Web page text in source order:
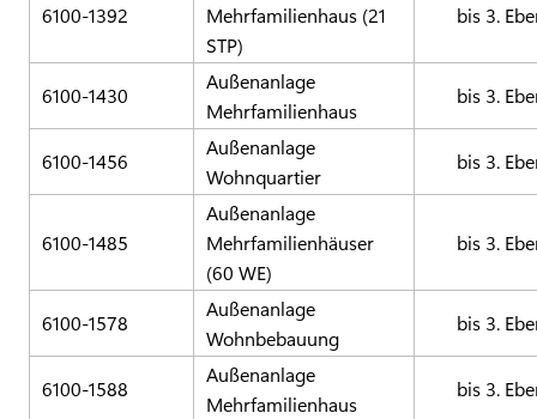
6100-1392
Mehrfamilienhaus (21
STP)
bis 3.
6100-1430
Außenanlage
Mehrfamilienhaus
bis 3.
6100-1456
Außenanlage
Wohnquartier
bis 3.
6100-1485
Außenanlage
Mehrfamilienhäuser
(60 WE)
bis 3.
6100-1578
Außenanlage
Wohnbebauung
bis 3.
6100-1588
Außenanlage
Mehrfamilienhaus
bis 3.